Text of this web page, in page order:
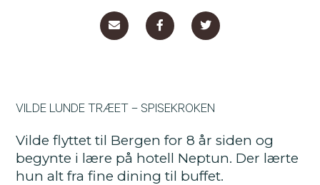
VILDE LUNDE TRÆET – SPISEKROKEN
Vilde flyttet til Bergen for 8 år siden og
begynte i lære på hotell Neptun. Der lærte
hun alt fra fine dining til buffet.